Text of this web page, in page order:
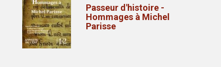
de
publication
Passeur d'histoire -
Hommages à Michel
Parisse